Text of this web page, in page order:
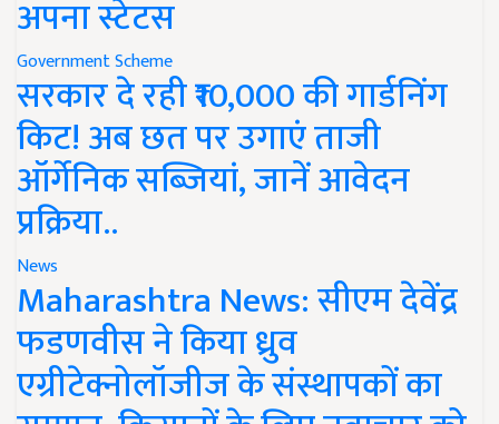
अपना स्टेटस
Government Scheme
सरकार दे रही ₹10,000 की गार्डनिंग
किट! अब छत पर उगाएं ताजी
ऑर्गेनिक सब्जियां, जानें आवेदन
प्रक्रिया..
News
Maharashtra News: सीएम देवेंद्र
फडणवीस ने किया ध्रुव
एग्रीटेक्नोलॉजीज के संस्थापकों का